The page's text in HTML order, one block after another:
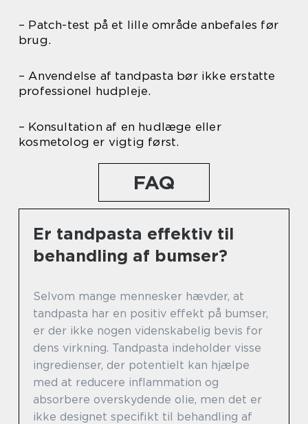
– Patch-test på et lille område anbefales før
brug.
– Anvendelse af tandpasta bør ikke erstatte
professionel hudpleje.
– Konsultation af en hudlæge eller
kosmetolog er vigtig først.
FAQ
Er tandpasta effektiv til
behandling af bumser?
Selvom mange mennesker hævder, at
tandpasta har en positiv effekt på bumser,
er der ikke nogen videnskabelig bevis for
dens virkning. Tandpasta indeholder visse
ingredienser, der potentielt kan hjælpe
med at reducere inflammation og
absorbere overskydende olie, men det er
ikke designet specifikt til behandling af